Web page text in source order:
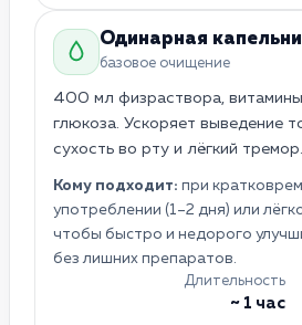
Одинарная
базовое очищение
400 мл физраствора, витамины
глюкоза. Ускоряет выведение
сухость во рту и лёгкий тремор.
Кому подходит: при
употреблении (1–2 дня) или
чтобы быстро и недорого
без лишних препаратов.
Длительность
~ 1 час